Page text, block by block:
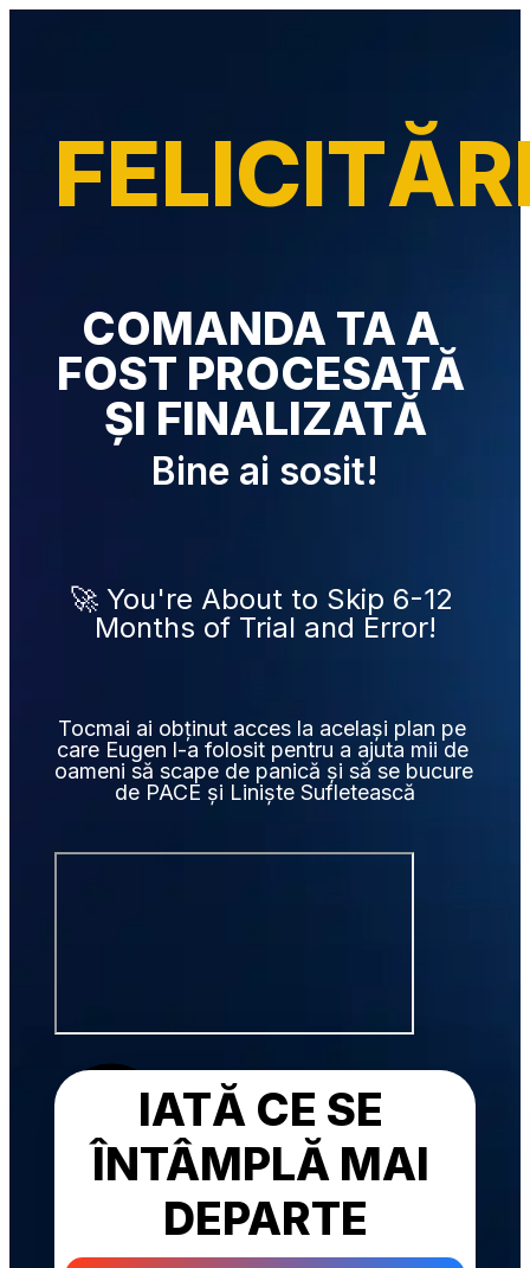
COMANDA TA A
FOST PROCESATĂ
ȘI FINALIZATĂ
Bine ai sosit!
🚀 You're About to Skip 6-12
Months of Trial and Error!
Tocmai ai obținut acces la același plan pe
care Eugen l-a folosit pentru a ajuta mii de
oameni să scape de panică și să se bucure
de PACE și Liniște Sufletească
IATĂ CE SE
ÎNTÂMPLĂ MAI
DEPARTE